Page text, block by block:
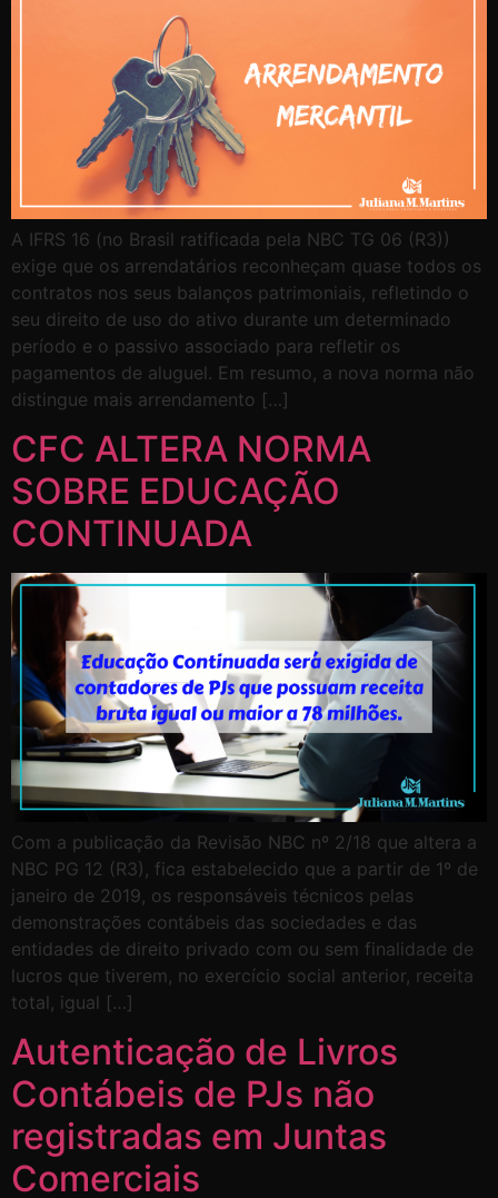
A IFRS 16 (no Brasil ratificada pela NBC TG 06 (R3))
exige que os arrendatários reconheçam quase todos os
contratos nos seus balanços patrimoniais, refletindo o
seu direito de uso do ativo durante um determinado
período e o passivo associado para refletir os
pagamentos de aluguel. Em resumo, a nova norma não
distingue mais arrendamento […]
CFC ALTERA NORMA
SOBRE EDUCAÇÃO
CONTINUADA
Com a publicação da Revisão NBC nº 2/18 que altera a
NBC PG 12 (R3), fica estabelecido que a partir de 1º de
janeiro de 2019, os responsáveis técnicos pelas
demonstrações contábeis das sociedades e das
entidades de direito privado com ou sem finalidade de
lucros que tiverem, no exercício social anterior, receita
total, igual […]
Autenticação de Livros
Contábeis de PJs não
registradas em Juntas
Comerciais